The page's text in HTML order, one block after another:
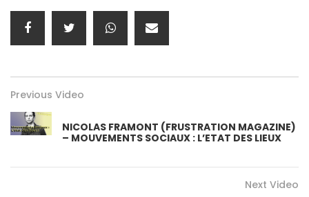
Previous Video
NICOLAS FRAMONT (FRUSTRATION MAGAZINE)
– MOUVEMENTS SOCIAUX : L’ETAT DES LIEUX
Next Video